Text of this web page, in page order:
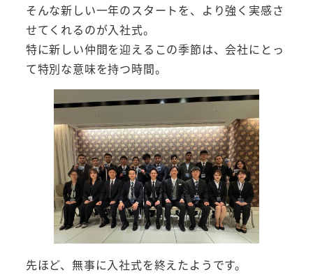
そんな新しい一年のスタートを、より強く実感さ
せてくれるのが入社式。
特に新しい仲間を迎えるこの季節は、会社にとっ
て特別な意味を持つ時間。
先ほど、無事に入社式を終えたようです。